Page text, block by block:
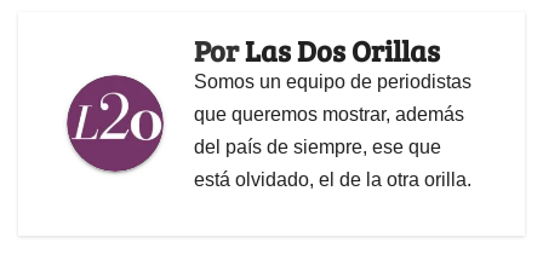
PorLas Dos Orillas
Somos un equipo de periodistas
que queremos mostrar, además
del país de siempre, ese que
está olvidado, el de la otra orilla.